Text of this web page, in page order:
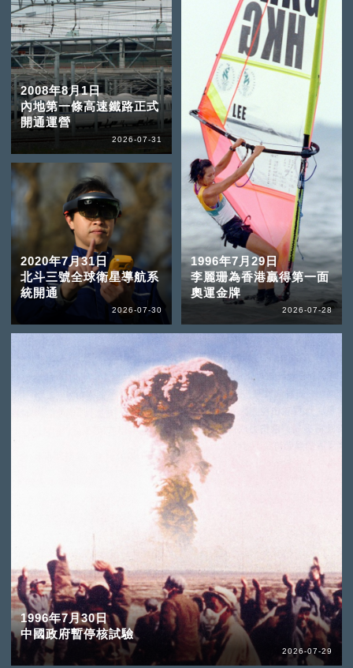
2008年8月1日
內地第一條高速鐵路正式
開通運營
2026-07-31
2020年7月31日
北斗三號全球衛星導航系
統開通
2026-07-30
1996年7月30日
中國政府暫停核試驗
2026-07-29
1996年7月29日
李麗珊為香港贏得第一面
奧運金牌
2026-07-28